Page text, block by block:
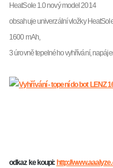
HeatSole 1.0 nový model 2014
obsahuje univerzální vložky
1600 mAh,
3 úrovně tepelného vyhřívání,
odkaz ke koupi: http://